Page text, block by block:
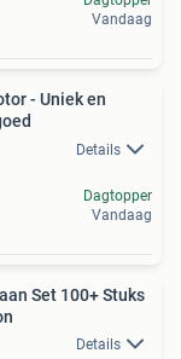
Vandaag
- Uniek en
Details
Dagtopper
Vandaag
Set 100+ Stuks
Details